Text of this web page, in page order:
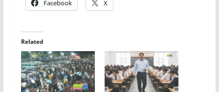
Facebook X
Related